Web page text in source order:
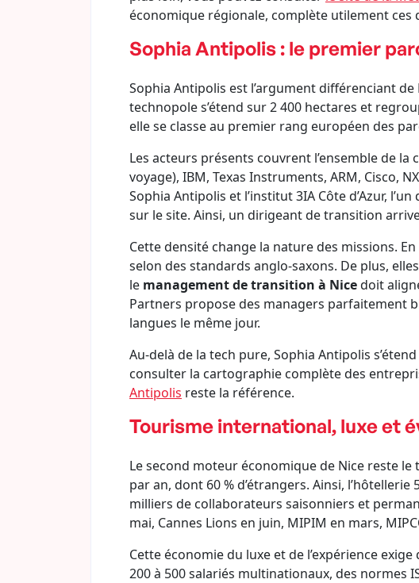
économique régionale, complète utilement ces
Sophia Antipolis : le premier
Sophia Antipolis est l’argument différenciant
technopole s’étend sur 2 400 hectares et
elle se classe au premier rang européen des
Les acteurs présents couvrent l’ensemble de
voyage), IBM, Texas Instruments, ARM, Cisco,
Sophia Antipolis et l’institut 3IA Côte d’Azur,
sur le site. Ainsi, un dirigeant de transition
Cette densité change la nature des missions.
selon des standards anglo-saxons. De plus,
le management de transition à Nicedoit
Partners propose des managers parfaitement
langues le même jour.
Au-delà de la tech pure, Sophia Antipolis
consulter la cartographie complète des
Antipolis reste la référence.
Tourisme international, luxe et
Le second moteur économique de Nice reste
par an, dont 60 % d’étrangers. Ainsi,
milliers de collaborateurs saisonniers et
mai, Cannes Lions en juin, MIPIM en mars,
Cette économie du luxe et de l’expérience
200 à 500 salariés multinationaux, des normes